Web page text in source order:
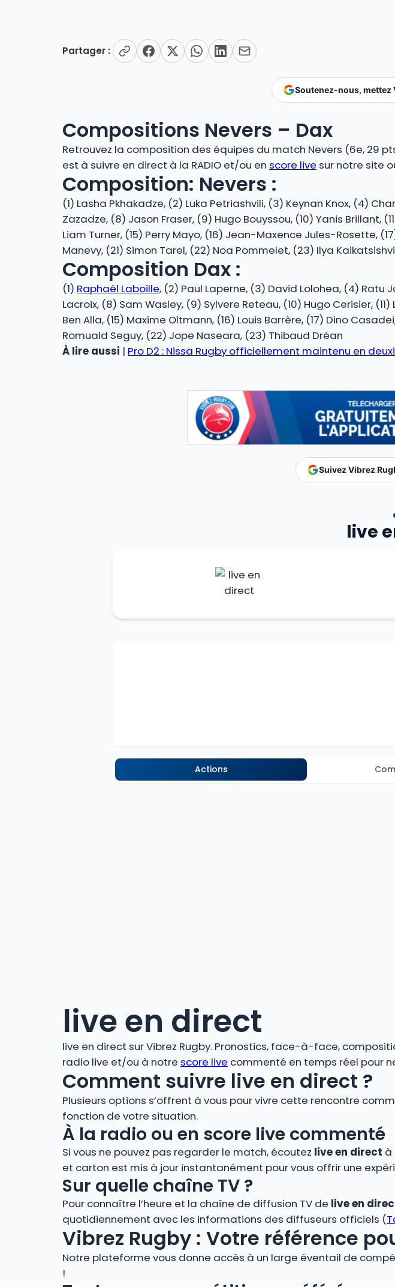
Partager :
Soutenez-nous, mettez
Compositions Nevers – Dax
Retrouvez la composition des équipes du match Nevers (6e, 29
est à suivre en direct à la RADIO et/ou en score live sur notre site
Composition: Nevers :
(1) Lasha Pkhakadze, (2) Luka Petriashvili, (3) Keynan Knox, (4)
Zazadze, (8) Jason Fraser, (9) Hugo Bouyssou, (10) Yanis Brillant,
Liam Turner, (15) Perry Mayo, (16) Jean-Maxence Jules-Rosette,
Manevy, (21) Simon Tarel, (22) Noa Pommelet, (23) Ilya
Composition Dax :
(1) Raphaël Laboille, (2) Paul Laperne, (3) David Lolohea, (4)
Lacroix, (8) Sam Wasley, (9) Sylvere Reteau, (10) Hugo Cerisier, (11)
Ben Alla, (15) Maxime Oltmann, (16) Louis Barrère, (17) Dino
Romuald Seguy, (22) Jope Naseara, (23) Thibaud Dréan
À lire aussi | Pro D2 : Nissa Rugby officiellement maintenu en
Suivez Vibrez
live
Actions
live en direct
live en direct sur Vibrez Rugby. Pronostics, face-à-face,
radio live et/ou à notre score live commenté en temps réel pour
Comment suivre live en direct ?
Plusieurs options s’offrent à vous pour vivre cette rencontre
fonction de votre situation.
À la radio ou en score live commenté
Si vous ne pouvez pas regarder le match, écoutez live en direct à
et carton est mis à jour instantanément pour vous offrir une
Sur quelle chaîne TV ?
Pour connaître l’heure et la chaîne de diffusion TV de live en
quotidiennement avec les informations des diffuseurs officiels (
Vibrez Rugby : Votre référence
Notre plateforme vous donne accès à un large éventail de
!